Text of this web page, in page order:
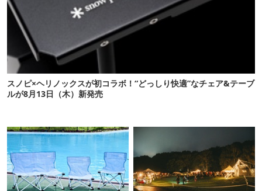
スノピ×ヘリノックスが初コラボ！“どっしり快適”なチェア&テーブ
ルが8月13日（木）新発売